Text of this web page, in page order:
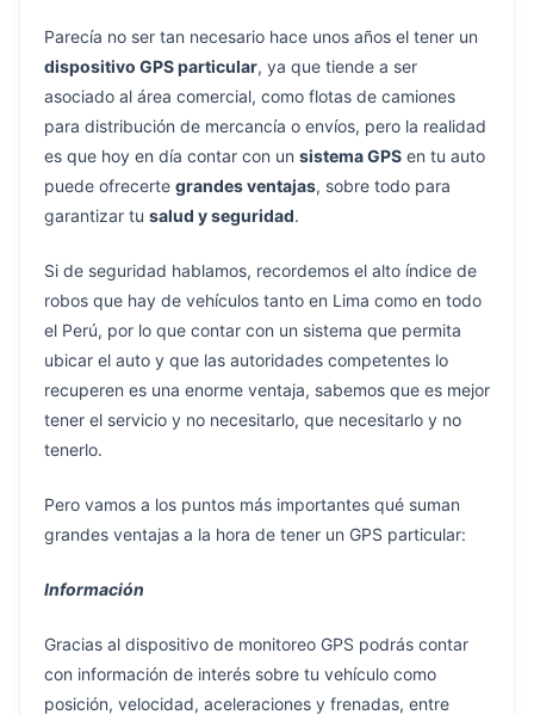
Parecía no ser tan necesario hace unos años el tener un
dispositivo GPS particular, ya que tiende a ser
asociado al área comercial, como flotas de camiones
para distribución de mercancía o envíos, pero la realidad
es que hoy en día contar con un sistema GPS en tu auto
puede ofrecerte grandes ventajas, sobre todo para
garantizar tu salud y seguridad.
Si de seguridad hablamos, recordemos el alto índice de
robos que hay de vehículos tanto en Lima como en todo
el Perú, por lo que contar con un sistema que permita
ubicar el auto y que las autoridades competentes lo
recuperen es una enorme ventaja, sabemos que es mejor
tener el servicio y no necesitarlo, que necesitarlo y no
tenerlo.
Pero vamos a los puntos más importantes qué suman
grandes ventajas a la hora de tener un GPS particular:
Información
Gracias al dispositivo de monitoreo GPS podrás contar
con información de interés sobre tu vehículo como
posición, velocidad, aceleraciones y frenadas, entre